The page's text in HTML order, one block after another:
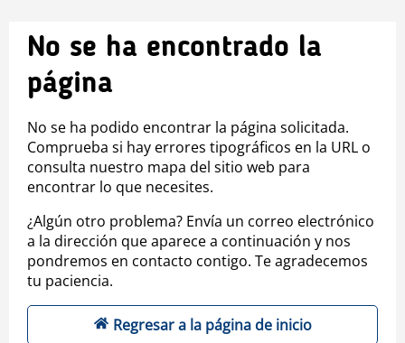
No se ha encontrado la
página
No se ha podido encontrar la página solicitada.
Comprueba si hay errores tipográficos en la URL o
consulta nuestro mapa del sitio web para
encontrar lo que necesites.
¿Algún otro problema? Envía un correo electrónico
a la dirección que aparece a continuación y nos
pondremos en contacto contigo. Te agradecemos
tu paciencia.
Regresar a la página de inicio